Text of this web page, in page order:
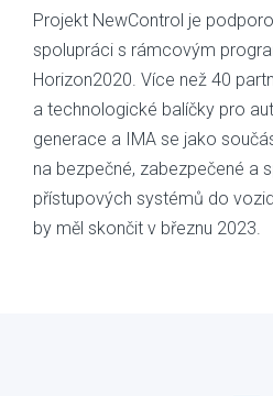
Projekt NewControl je
spolupráci s rámcovým
Horizon2020. Více než 40
a technologické balíčky pro
generace a IMA se jako
na bezpečné, zabezpečené a
přístupových systémů do
by měl skončit v březnu 2023.